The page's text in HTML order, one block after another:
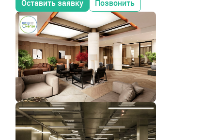
Оставить заявку Позвонить